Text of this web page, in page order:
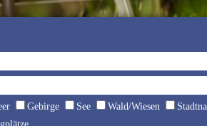
Gebirge See Wald/Wiesen